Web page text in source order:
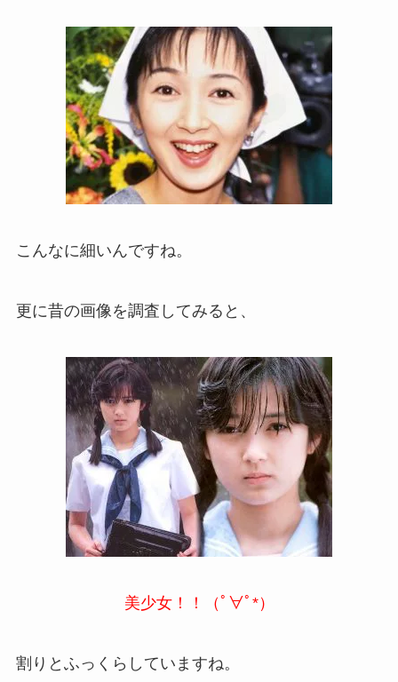
こんなに細いんですね。
更に昔の画像を調査してみると、
美少女！！（ﾟ∀ﾟ*）
割りとふっくらしていますね。